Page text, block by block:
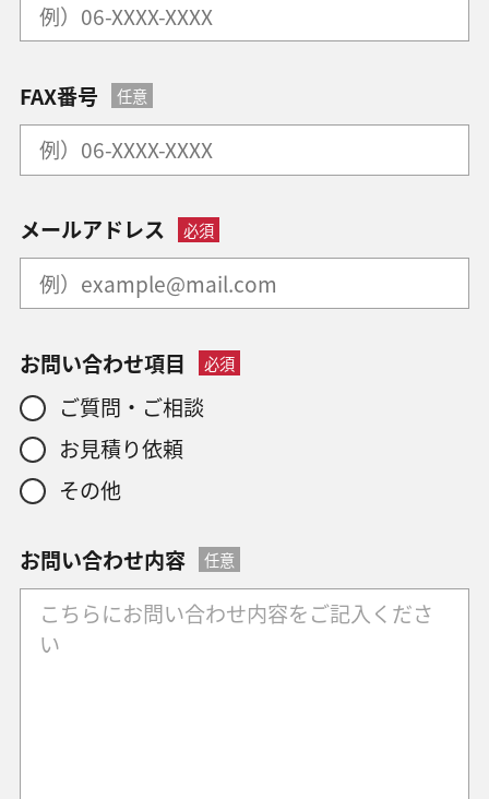
FAX番号 任意
メールアドレス 必須
お問い合わせ項目 必須
ご質問・ご相談
お見積り依頼
その他
お問い合わせ内容 任意